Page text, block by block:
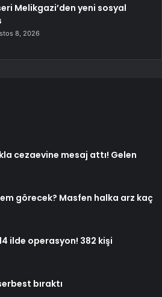
Melikgazi’den yeni sosyal
8, 2026
cezaevine mesaj attı! Gelen
görecek? Masfen halka arz kaç
ilde operasyon! 382 kişi
bıraktı